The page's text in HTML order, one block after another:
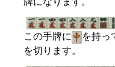
この手牌に
を持っ
を切ります。